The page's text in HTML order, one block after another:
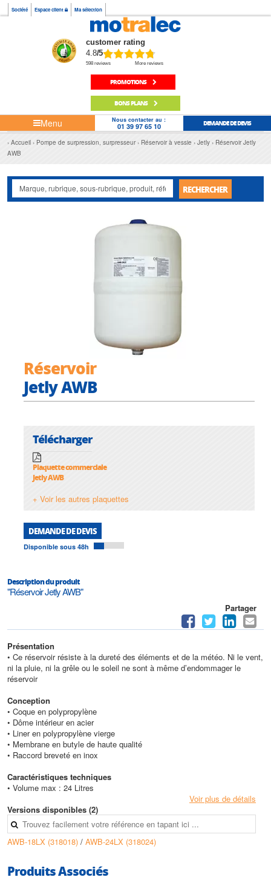
Société Espace client Ma sélection
customer rating
4.8/5
598 reviews More reviews
PROMOTIONS
BONS PLANS
Menu Nous contacter au :
01 39 97 65 10 DEMANDE DE DEVIS
Accueil Pompe de surpression, surpresseur Réservoir à vessie Jetly
Réservoir Jetly
AWB
RECHERCHER
Réservoir
Jetly AWB
Télécharger
Plaquette commerciale
Jetly AWB
+ Voir les autres plaquettes
DEMANDE DE DEVIS
Disponible sous 48h
Description du produit
"Réservoir Jetly AWB"
Partager
Présentation
• Ce réservoir résiste à la dureté des éléments et de la météo. Ni le vent,
ni la pluie, ni la grêle ou le soleil ne sont à même d’endommager le
réservoir
Conception
• Coque en polypropylène
• Dôme intérieur en acier
• Liner en polypropylène vierge
• Membrane en butyle de haute qualité
• Raccord breveté en inox
Caractéristiques techniques
• Volume max : 24 Litres
Voir plus de détails
Versions disponibles (2)
AWB-18LX (318018) / AWB-24LX (318024)
Produits Associés